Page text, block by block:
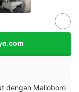
dengan Malioboro